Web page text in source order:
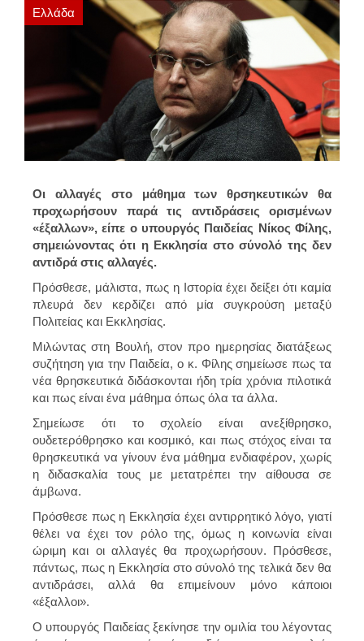
Ελλάδα
Οι αλλαγές στο μάθημα των θρσηκευτικών θα
προχωρήσουν παρά τις αντιδράσεις ορισμένων
«έξαλλων», είπε ο υπουργός Παιδείας Νίκος Φίλης,
σημειώνοντας ότι η Εκκλησία στο σύνολό της δεν
αντιδρά στις αλλαγές.
Πρόσθεσε, μάλιστα, πως η Ιστορία έχει δείξει ότι καμία
πλευρά δεν κερδίζει από μία συγκρούση μεταξύ
Πολιτείας και Εκκλησίας.
Μιλώντας στη Βουλή, στον προ ημερησίας διατάξεως
συζήτηση για την Παιδεία, ο κ. Φίλης σημείωσε πως τα
νέα θρησκευτικά διδάσκονται ήδη τρία χρόνια πιλοτικά
και πως είναι ένα μάθημα όπως όλα τα άλλα.
Σημείωσε ότι το σχολείο είναι ανεξίθρησκο,
ουδετερόθρησκο και κοσμικό, και πως στόχος είναι τα
θρησκευτικά να γίνουν ένα μάθημα ενδιαφέρον, χωρίς
η διδασκαλία τους με μετατρέπει την αίθουσα σε
άμβωνα.
Πρόσθεσε πως η Εκκλησία έχει αντιρρητικό λόγο, γιατί
θέλει να έχει τον ρόλο της, όμως η κοινωνία είναι
ώριμη και οι αλλαγές θα προχωρήσουν. Πρόσθεσε,
πάντως, πως η Εκκλησία στο σύνολό της τελικά δεν θα
αντιδράσει, αλλά θα επιμείνουν μόνο κάποιοι
«έξαλλοι».
Ο υπουργός Παιδείας ξεκίνησε την ομιλία του λέγοντας